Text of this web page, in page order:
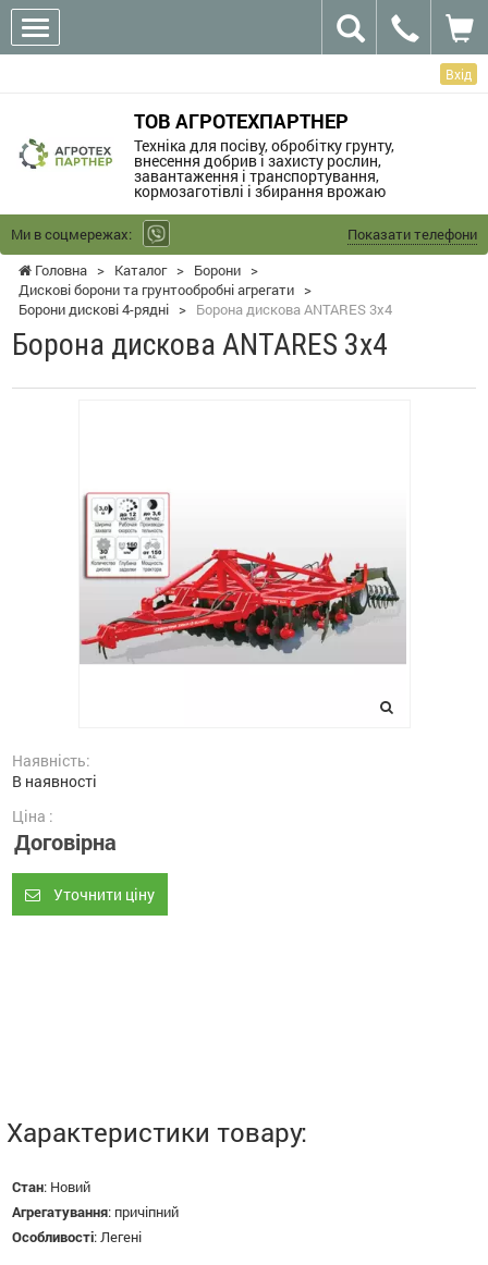
Вхід
ТОВ АГРОТЕХПАРТНЕР
Техніка для посіву, обробітку грунту,
внесення добрив і захисту рослин,
завантаження і транспортування,
кормозаготівлі і збирання врожаю
Ми в соцмережах:
Показати телефони
Головна > Каталог > Борони >
Дискові борони та грунтообробні агрегати >
Борони дискові 4-рядні > Борона дискова ANTARES 3х4
Борона дискова ANTARES 3х4
Наявність:
В наявності
Ціна :
Договірна
Уточнити ціну
Характеристики товару:
Стан: Новий
Агрегатування: причіпний
Особливості: Легені